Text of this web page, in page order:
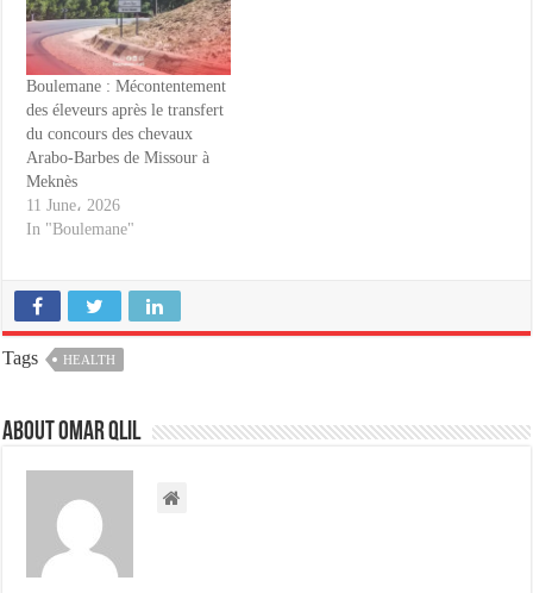
Boulemane : Mécontentement
des éleveurs après le transfert
du concours des chevaux
Arabo-Barbes de Missour à
Meknès
11 June، 2026
In "Boulemane"
Tags HEALTH
About omar qlil